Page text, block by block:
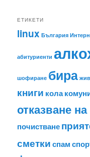
ЕТИКЕТИ
linux България
абитуриенти
шофиране бира
книги кола
отказване
почистване
сметкиспам